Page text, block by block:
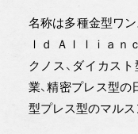
名称は多種金型ワ
ｌｄ Ａｌｌｉａｎ
クノス、ダイカス
業、精密プレス型の
型プレス型のマルス